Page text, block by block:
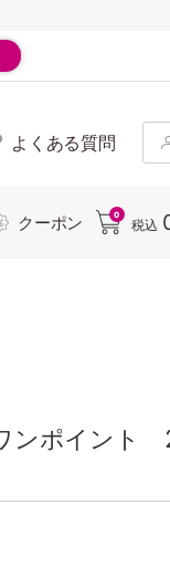
よくある質問
クーポン 0
税込
ポイント